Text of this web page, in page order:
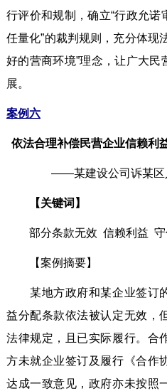
行评价和规制，确立“行政允
任量化”的裁判规则，充分体现
好的营商环境”理念，让广大
展。
案例六
依法合理补偿民营企业信赖利
——某建设公司诉某区
【关键词】
部分条款无效 信赖利益 守
【案例摘要】
某地方政府和某企业签订的
益分配条款依法被认定无效，
法律规定，且已实际履行。合
方未就企业签订及履行《合作
达成一致意见，政府亦未按照